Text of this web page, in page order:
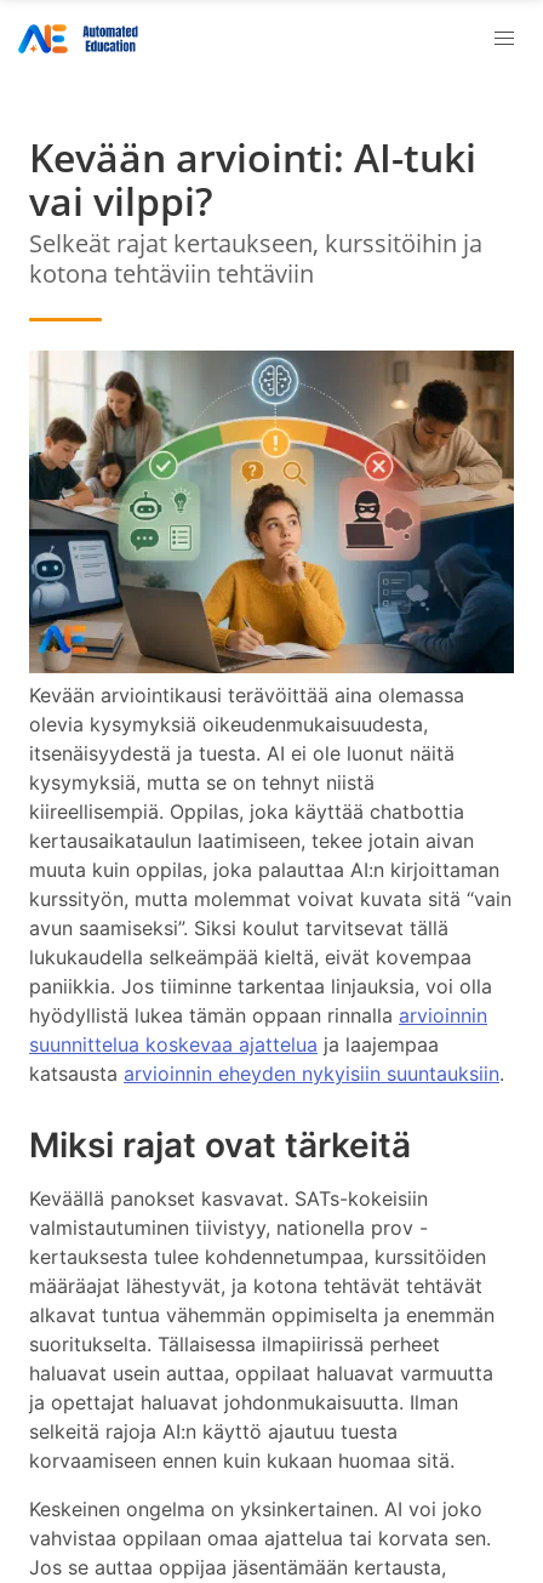
Kevään arviointi: AI-tuki
vai vilppi?
Selkeät rajat kertaukseen, kurssitöihin ja
kotona tehtäviin tehtäviin
Kevään arviointikausi terävöittää aina olemassa
olevia kysymyksiä oikeudenmukaisuudesta,
itsenäisyydestä ja tuesta. AI ei ole luonut näitä
kysymyksiä, mutta se on tehnyt niistä
kiireellisempiä. Oppilas, joka käyttää chatbottia
kertausaikataulun laatimiseen, tekee jotain aivan
muuta kuin oppilas, joka palauttaa AI:n kirjoittaman
kurssityön, mutta molemmat voivat kuvata sitä “vain
avun saamiseksi”. Siksi koulut tarvitsevat tällä
lukukaudella selkeämpää kieltä, eivät kovempaa
paniikkia. Jos tiiminne tarkentaa linjauksia, voi olla
hyödyllistä lukea tämän oppaan rinnalla arvioinnin
suunnittelua koskevaa ajattelua ja laajempaa
katsausta arvioinnin eheyden nykyisiin suuntauksiin.
Miksi rajat ovat tärkeitä
Keväällä panokset kasvavat. SATs-kokeisiin
valmistautuminen tiivistyy, nationella prov -
kertauksesta tulee kohdennetumpaa, kurssitöiden
määräajat lähestyvät, ja kotona tehtävät tehtävät
alkavat tuntua vähemmän oppimiselta ja enemmän
suoritukselta. Tällaisessa ilmapiirissä perheet
haluavat usein auttaa, oppilaat haluavat varmuutta
ja opettajat haluavat johdonmukaisuutta. Ilman
selkeitä rajoja AI:n käyttö ajautuu tuesta
korvaamiseen ennen kuin kukaan huomaa sitä.
Keskeinen ongelma on yksinkertainen. AI voi joko
vahvistaa oppilaan omaa ajattelua tai korvata sen.
Jos se auttaa oppijaa jäsentämään kertausta,